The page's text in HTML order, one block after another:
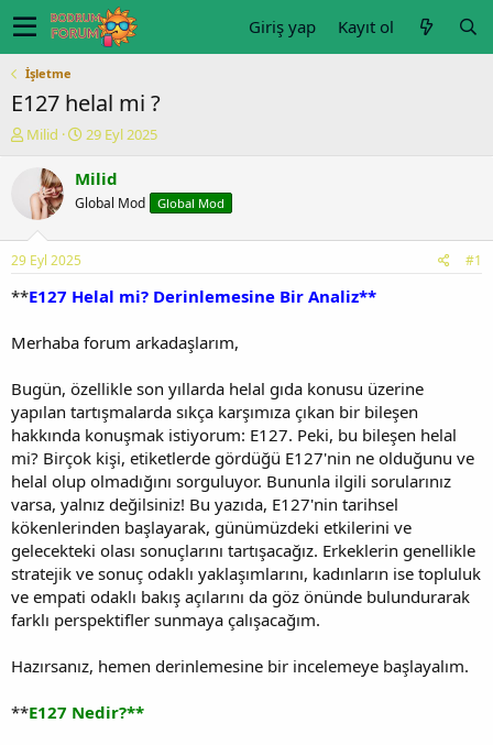
Giriş yap Kayıt ol
İşletme
E127 helal mi ?
K
u
y
b
a
ş
t
n
Milid
B
ş
l
a
ç
r
h
i
29 Eyl 2025
Milid
Global Mod Global Mod
29 Eyl 2025 #1
**E127 Helal mi? Derinlemesine Bir Analiz**
Merhaba forum arkadaşlarım,
Bugün, özellikle son yıllarda helal gıda konusu üzerine
yapılan tartışmalarda sıkça karşımıza çıkan bir bileşen
hakkında konuşmak istiyorum: E127. Peki, bu bileşen helal
mi? Birçok kişi, etiketlerde gördüğü E127'nin ne olduğunu ve
helal olup olmadığını sorguluyor. Bununla ilgili sorularınız
varsa, yalnız değilsiniz! Bu yazıda, E127'nin tarihsel
kökenlerinden başlayarak, günümüzdeki etkilerini ve
gelecekteki olası sonuçlarını tartışacağız. Erkeklerin genellikle
stratejik ve sonuç odaklı yaklaşımlarını, kadınların ise topluluk
ve empati odaklı bakış açılarını da göz önünde bulundurarak
farklı perspektifler sunmaya çalışacağım.
Hazırsanız, hemen derinlemesine bir incelemeye başlayalım.
**E127 Nedir?**